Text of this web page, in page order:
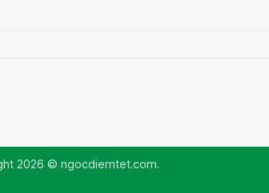
2026 © ngocdiemtet.com.